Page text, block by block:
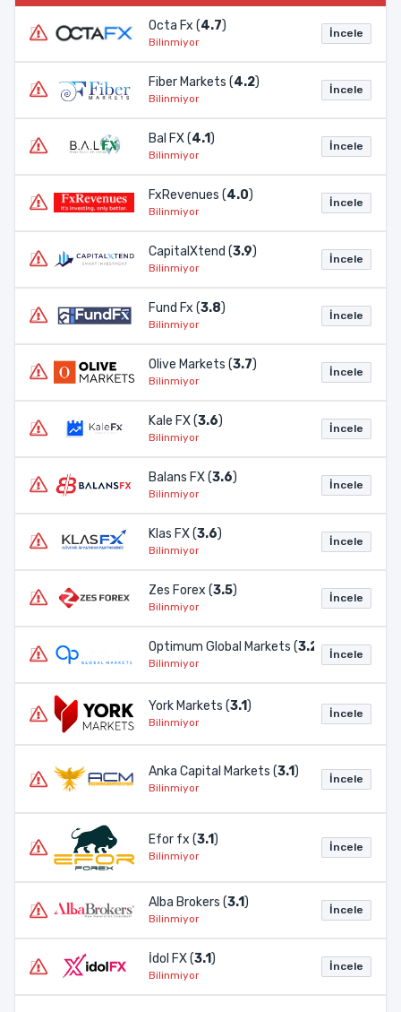
Octa Fx (4.7)
Bilinmiyor
İncele
Fiber Markets (4.2)
Bilinmiyor
İncele
Bal FX (4.1)
Bilinmiyor
İncele
FxRevenues (4.0)
Bilinmiyor
İncele
CapitalXtend (3.9)
Bilinmiyor
İncele
Fund Fx (3.8)
Bilinmiyor
İncele
Olive Markets (3.7)
Bilinmiyor
İncele
Kale FX (3.6)
Bilinmiyor
İncele
Balans FX (3.6)
Bilinmiyor
İncele
Klas FX (3.6)
Bilinmiyor
İncele
Zes Forex (3.5)
Bilinmiyor
İncele
Optimum Global Markets (3.2 )
Bilinmiyor
İncele
York Markets (3.1)
Bilinmiyor
İncele
Anka Capital Markets (3.1)
Bilinmiyor
İncele
Efor fx (3.1)
Bilinmiyor
İncele
Alba Brokers (3.1)
Bilinmiyor
İncele
İdol FX (3.1)
Bilinmiyor
İncele